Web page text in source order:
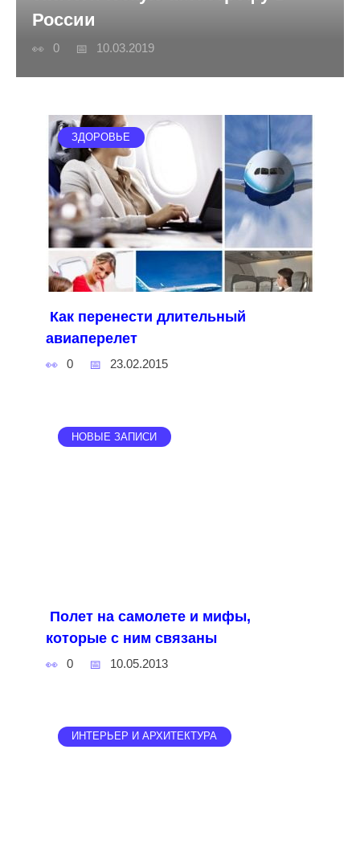
России
0 10.03.2019
ЗДОРОВЬЕ
Как перенести длительный
авиаперелет
0 23.02.2015
НОВЫЕ ЗАПИСИ
Полет на самолете и мифы,
которые с ним связаны
0 10.05.2013
ИНТЕРЬЕР И АРХИТЕКТУРА